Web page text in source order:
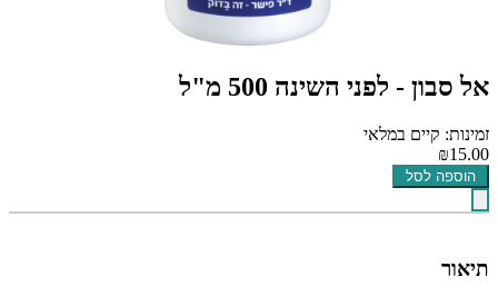
אל סבון - לפני השינה 500 מ"ל
זמינות: קיים במלאי
₪15.00
הוספה לסל
תיאור